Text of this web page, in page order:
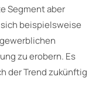
Segment aber
beispielsweise
zu erobern. Es
der Trend zukünftig